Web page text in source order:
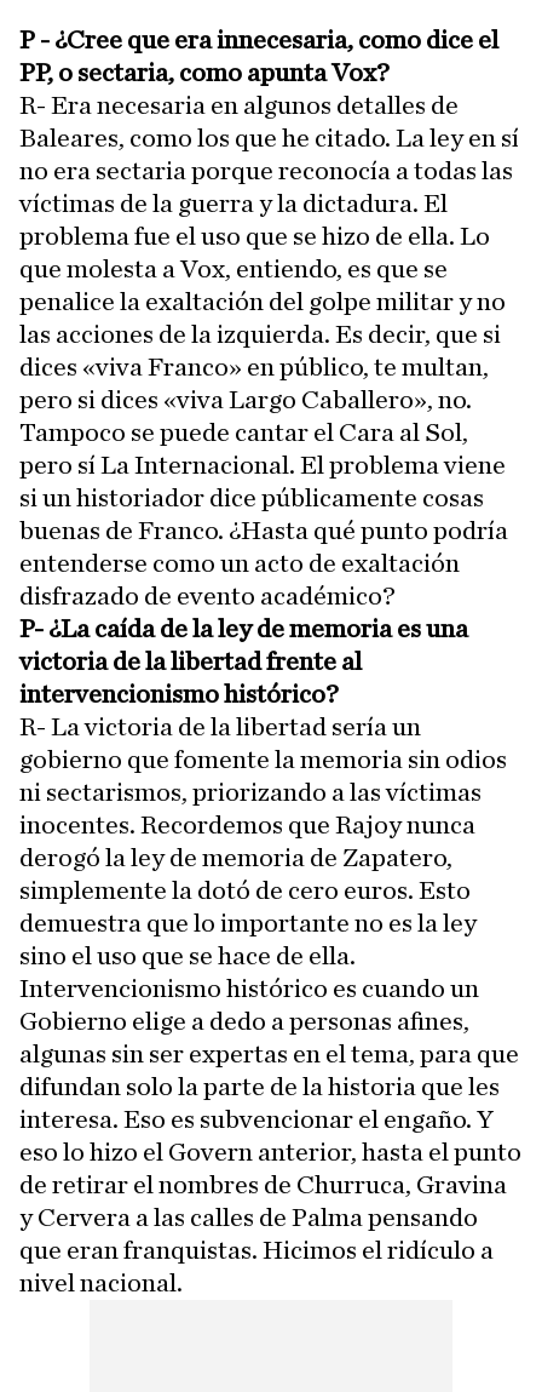
P - ¿Cree que era innecesaria, como dice el
PP, o sectaria, como apunta Vox?
R- Era necesaria en algunos detalles de
Baleares, como los que he citado. La ley en sí
no era sectaria porque reconocía a todas las
víctimas de la guerra y la dictadura. El
problema fue el uso que se hizo de ella. Lo
que molesta a Vox, entiendo, es que se
penalice la exaltación del golpe militar y no
las acciones de la izquierda. Es decir, que si
dices «viva Franco» en público, te multan,
pero si dices «viva Largo Caballero», no.
Tampoco se puede cantar el Cara al Sol,
pero sí La Internacional. El problema viene
si un historiador dice públicamente cosas
buenas de Franco. ¿Hasta qué punto podría
entenderse como un acto de exaltación
disfrazado de evento académico?
P- ¿La caída de la ley de memoria es una
victoria de la libertad frente al
intervencionismo histórico?
R- La victoria de la libertad sería un
gobierno que fomente la memoria sin odios
ni sectarismos, priorizando a las víctimas
inocentes. Recordemos que Rajoy nunca
derogó la ley de memoria de Zapatero,
simplemente la dotó de cero euros. Esto
demuestra que lo importante no es la ley
sino el uso que se hace de ella.
Intervencionismo histórico es cuando un
Gobierno elige a dedo a personas afines,
algunas sin ser expertas en el tema, para que
difundan solo la parte de la historia que les
interesa. Eso es subvencionar el engaño. Y
eso lo hizo el Govern anterior, hasta el punto
de retirar el nombres de Churruca, Gravina
y Cervera a las calles de Palma pensando
que eran franquistas. Hicimos el ridículo a
nivel nacional.